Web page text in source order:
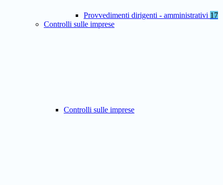
Provvedimenti dirigenti - amministrativi 17
Controlli sulle imprese
Controlli sulle imprese